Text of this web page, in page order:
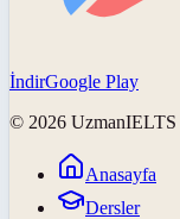
İndirGoogle Play
© 2026 UzmanIELTS
Anasayfa
Dersler